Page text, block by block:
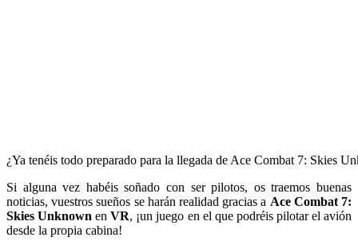
¿Ya tenéis todo preparado para la llegada de Ace Combat 7: Skies
Si alguna vez habéis soñado con ser pilotos, os traemos buenas
noticias, vuestros sueños se harán realidad gracias a Ace Combat 7:
Skies Unknown en VR, ¡un juego en el que podréis pilotar el avión
desde la propia cabina!